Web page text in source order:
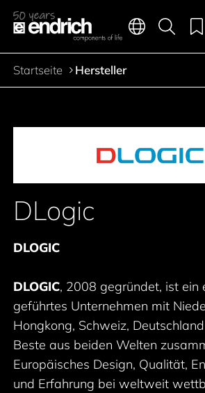
Zum Inhalt springen
Hauptnavigation
Sprachen
Pfadnavigation
Startseite Hersteller
DLogic
DLOGIC
DLOGIC, 2008 gegründet, ist ein
geführtes Unternehmen mit
Hongkong, Schweiz,
Beste aus beiden Welten
Europäisches Design, Qualität,
und Erfahrung bei weltweit